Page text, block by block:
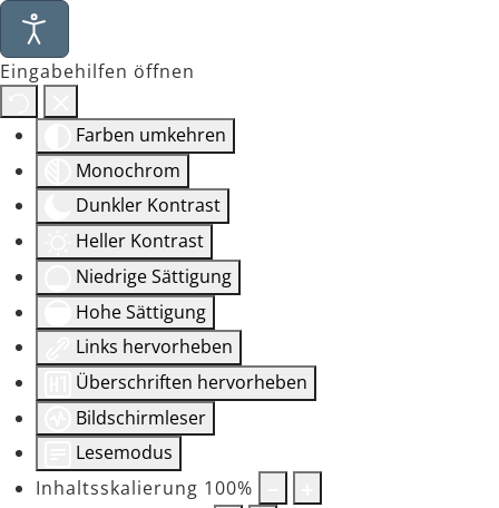
Eingabehilfen öffnen
Farben umkehren
Monochrom
Dunkler Kontrast
Heller Kontrast
Niedrige Sättigung
Hohe Sättigung
Links hervorheben
Überschriften hervorheben
Bildschirmleser
Lesemodus
Inhaltsskalierung 100%